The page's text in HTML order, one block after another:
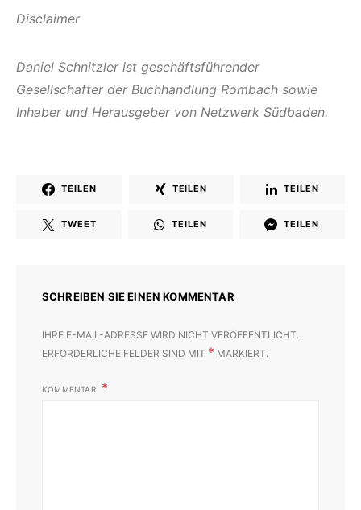
Disclaimer
Daniel Schnitzler ist geschäftsführender
Gesellschafter der Buchhandlung Rombach sowie
Inhaber und Herausgeber von Netzwerk Südbaden.
TEILEN TEILEN TEILEN
TWEET TEILEN TEILEN
SCHREIBEN SIE EINEN KOMMENTAR
IHRE E-MAIL-ADRESSE WIRD NICHT VERÖFFENTLICHT.
ERFORDERLICHE FELDER SIND MIT * MARKIERT.
KOMMENTAR